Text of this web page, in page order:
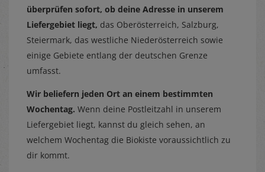
überprüfen sofort, ob deine Adresse in unserem
Liefergebiet liegt, das Oberösterreich, Salzburg,
Steiermark, das westliche Niederösterreich sowie
einige Gebiete entlang der deutschen Grenze
umfasst.
Wir beliefern jeden Ort an einem bestimmten
Wochentag. Wenn deine Postleitzahl in unserem
Liefergebiet liegt, kannst du gleich sehen, an
welchem Wochentag die Biokiste voraussichtlich zu
dir kommt.